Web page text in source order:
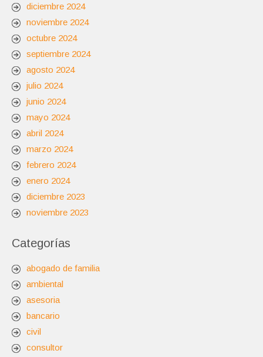
diciembre 2024
noviembre 2024
octubre 2024
septiembre 2024
agosto 2024
julio 2024
junio 2024
mayo 2024
abril 2024
marzo 2024
febrero 2024
enero 2024
diciembre 2023
noviembre 2023
Categorías
abogado de familia
ambiental
asesoria
bancario
civil
consultor